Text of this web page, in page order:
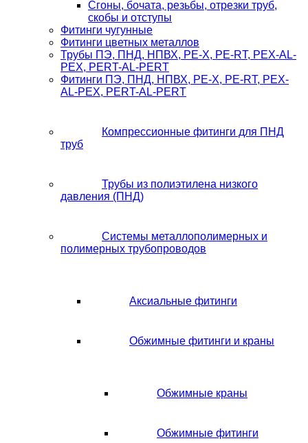
Сгоны, бочата, резьбы, отрезки труб,
скобы и отступы
Фитинги чугунные
Фитинги цветных металлов
Трубы ПЭ, ПНД, НПВХ, PE-X, PE-RT, PEX-AL-
PEX, PERT-AL-PERT
Фитинги ПЭ, ПНД, НПВХ, PE-X, PE-RT, PEX-
AL-PEX, PERT-AL-PERT
Компрессионные фитинги для ПНД
труб
Трубы из полиэтилена низкого
давления (ПНД)
Системы металлополимерных и
полимерных трубопроводов
Аксиальные фитинги
Обжимные фитинги и краны
Обжимные краны
Обжимные фитинги